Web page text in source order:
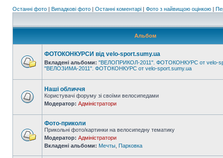
Останні фото | Випадкові фото | Останні коментарі | Фото з найвищою оцінкою |
Альбом
ФОТОКОНКУРСИ від velo-sport.sumy.ua
Вкладені альбоми: "ВЕЛОПРИКОЛ-2011". ФОТОКОНКУРС от velo-
"ВЕЛОЗИМА-2011". ФОТОКОНКУРС от velo-sport.sumy.ua
Наші обличчя
Користувачі форуму зі своїми велосипедами
Модератор: Адміністратори
Фото-приколи
Прикольні фото/картинки на велосипедну тематику
Модератор: Адміністратори
Вкладені альбоми: Мечты Парковка